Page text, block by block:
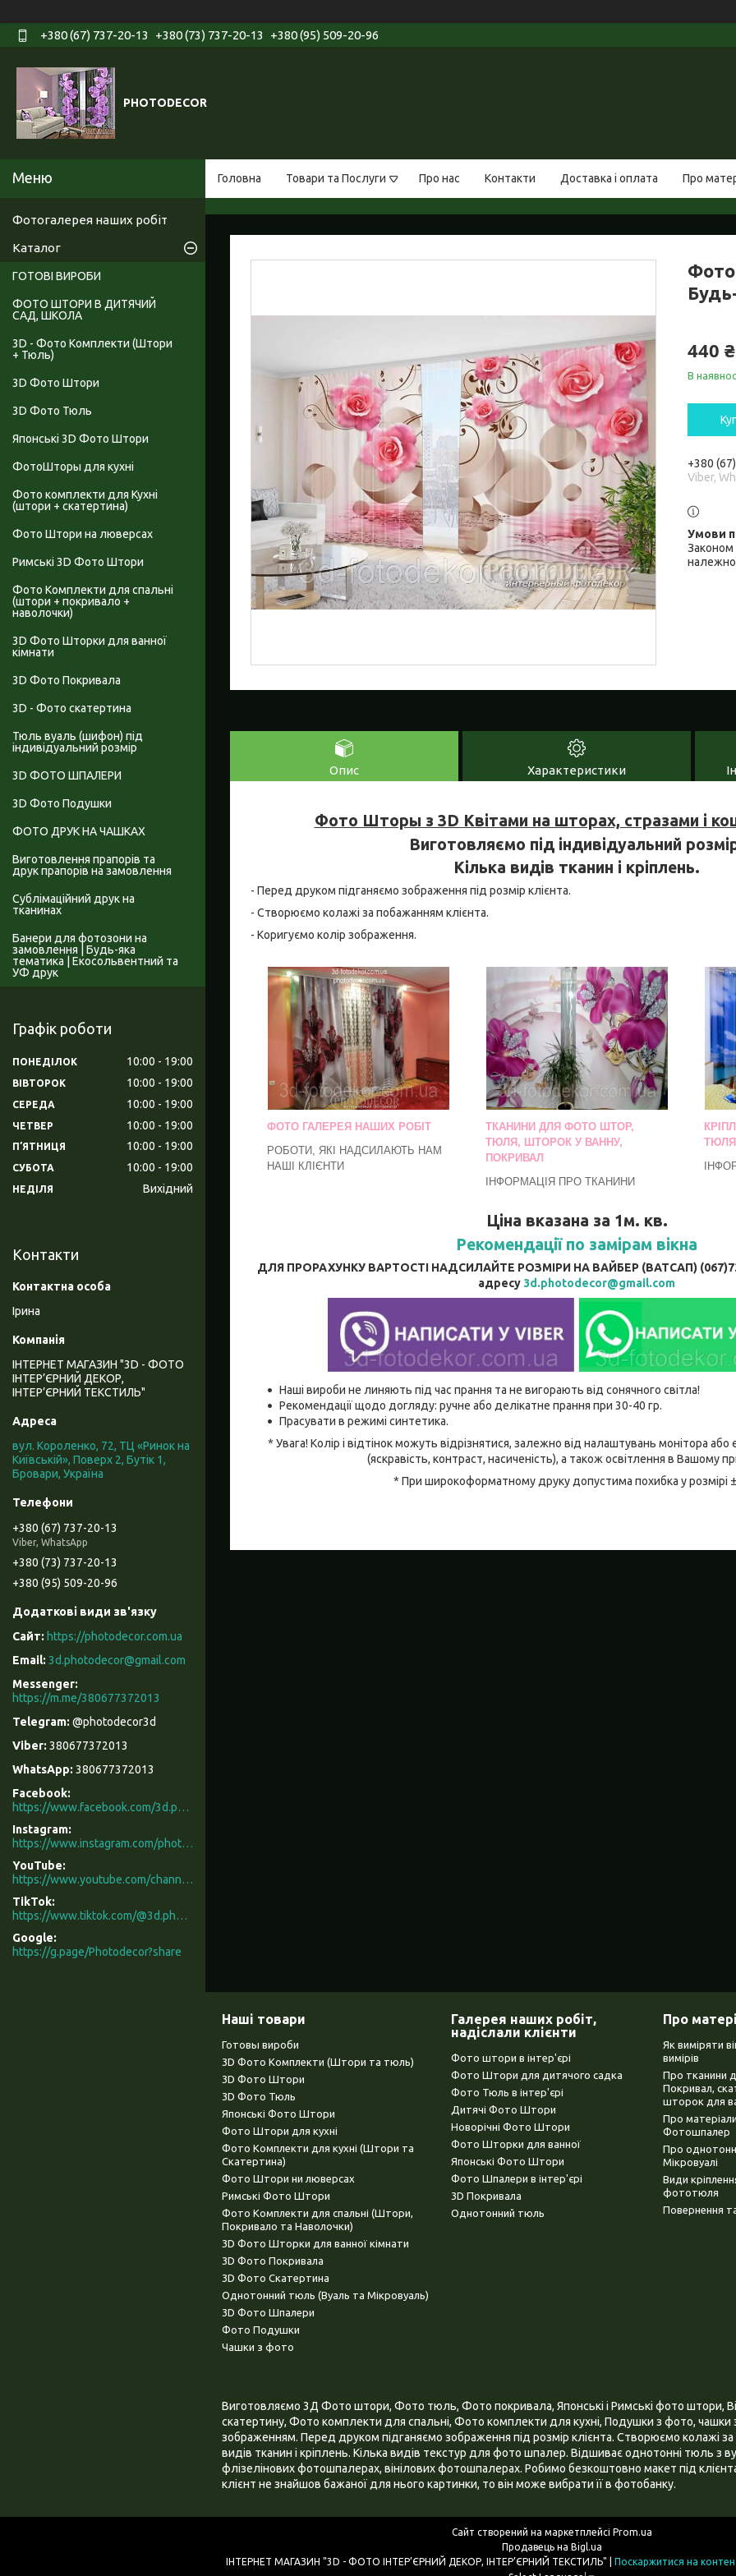
+380 (67) 737-20-13 +380 (73) 737-20-13 +380 (95) 509-20-96
PHOTODECOR
Головна Товари та Послуги Про нас Контакти Доставка і оплата Про
440 ₴
В
+380
Viber,
Законом
Опис Характеристики
Фото Шторы з 3D Квітами на шторах, стразами і
Виготовляємо під індивідуальний
Кілька видів тканин і кріплень.
- Перед друком підганяємо зображення під розмір клієнта.
- Створюємо колажі за побажанням клієнта.
- Коригуємо колір зображення.
ФОТО ГАЛЕРЕЯ НАШИХ РОБІТ
РОБОТИ, ЯКІ НАДСИЛАЮТЬ НАМ
НАШІ КЛІЄНТИ
ТКАНИНИ ДЛЯ ФОТО ШТОР,
ТЮЛЯ, ШТОРОК У ВАННУ,
ПОКРИВАЛ
ІНФОРМАЦІЯ ПРО ТКАНИНИ
Ціна вказана за 1м. кв.
Рекомендації по замірам вікна
ДЛЯ ПРОРАХУНКУ ВАРТОСТІ НАДСИЛАЙТЕ РОЗМІРИ НА ВАЙБЕР (ВАТСАП)
адресу 3d.photodecor@gmail.com
Наші вироби не линяють під час прання та не вигорають від сонячного світла!
Рекомендації щодо догляду: ручне або делікатне прання при 30-40 гр.
Прасувати в режимі синтетика.
* Увага! Колір і відтінок можуть відрізнятися, залежно від налаштувань монітора
(яскравість, контраст, насиченість), а також освітлення в Вашому
* При широкоформатному друку допустима похибка у розмірі
Фотогалерея наших робіт
Каталог
ГОТОВІ ВИРОБИ
ФОТО ШТОРИ В ДИТЯЧИЙ
САД, ШКОЛА
3D - Фото Комплекти (Штори
+ Тюль)
3D Фото Штори
3D Фото Тюль
Японські 3D Фото Штори
ФотоШторы для кухні
Фото комплекти для Кухні
(штори + скатертина)
Фото Штори на люверсах
Римські 3D Фото Штори
Фото Комплекти для спальні
(штори + покривало +
наволочки)
3D Фото Шторки для ванної
кімнати
3D Фото Покривала
3D - Фото скатертина
Тюль вуаль (шифон) під
індивідуальний розмір
3D ФОТО ШПАЛЕРИ
3D Фото Подушки
ФОТО ДРУК НА ЧАШКАХ
Виготовлення прапорів та
друк прапорів на замовлення
Сублімаційний друк на
тканинах
Банери для фотозони на
замовлення | Будь-яка
тематика | Екосольвентний та
УФ друк
Графік роботи
ПОНЕДІЛОК 10:00 19:00
ВІВТОРОК 10:00 19:00
СЕРЕДА 10:00 19:00
ЧЕТВЕР 10:00 19:00
ПʼЯТНИЦЯ 10:00 19:00
СУБОТА 10:00 19:00
НЕДІЛЯ Вихідний
Контакти
Ірина
ІНТЕРНЕТ МАГАЗИН "3D - ФОТО
ІНТЕР’ЄРНИЙ ДЕКОР,
ІНТЕР’ЄРНИЙ ТЕКСТИЛЬ"
вул. Короленко, 72, ТЦ «Ринок на
Київській», Поверх 2, Бутік 1,
Бровари, Україна
+380 (67) 737-20-13
Viber, WhatsApp
+380 (73) 737-20-13
+380 (95) 509-20-96
https://photodecor.com.ua
3d.photodecor@gmail.com
https://m.me/380677372013
@photodecor3d
380677372013
380677372013
Facebook
https://www.facebook.com/3d.photodecor/
Instagram
https://www.instagram.com/photodecor.com.ua/
YouTube
https://www.youtube.com/channel/UCXCUerfqRY1Pw7-IptdbqyA/videos
TikTok
https://www.tiktok.com/@3d.photodecor?is_from_webapp=1&sender_device=pc
Google
https://g.page/Photodecor?share
Наші товари
Готовы вироби
3D Фото Комплекти (Штори та тюль)
3D Фото Штори
3D Фото Тюль
Японські Фото Штори
Фото Штори для кухні
Фото Комплекти для кухні (Штори та
Скатертина)
Фото Штори ни люверсах
Римські Фото Штори
Фото Комплекти для спальні (Штори,
Покривало та Наволочки)
3D Фото Шторки для ванної кімнати
3D Фото Покривала
3D Фото Скатертина
Однотонний тюль (Вуаль та Мікровуаль)
3D Фото Шпалери
Фото Подушки
Чашки з фото
Галерея наших робіт,
надіслали клієнти
Фото штори в інтер'єрі
Фото Штори для дитячого садка
Фото Тюль в інтер'єрі
Дитячі Фото Штори
Новорічні Фото Штори
Фото Шторки для ванної
Японські Фото Штори
Фото Шпалери в інтер'єрі
3D Покривала
Однотонний тюль
Про
Як виміряти
вимірів
Про тканини
Покривал,
шторок для
Про
Фотошпалер
Про
Мікровуалі
Види
фототюля
Повернення
Виготовляємо 3Д Фото штори, Фото тюль, Фото покривала, Японські і Римські фото штори,
скатертину, Фото комплекти для спальні, Фото комплекти для кухні, Подушки з фото, чашки
зображенням. Перед друком підганяємо зображення під розмір клієнта. Створюємо колажі
видів тканин і кріплень. Кілька видів текстур для фото шпалер. Відшиває однотонні тюль з
флізелінових фотошпалерах, вінілових фотошпалерах. Робимо безкоштовно макет під
клієнт не знайшов бажаної для нього картинки, то він може вибрати її в фотобанку.
Сайт створений на маркетплейсі Prom.ua
Продавець на Bigl.ua
Поскаржитися на